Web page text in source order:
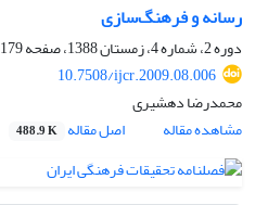
رسانه و فرهنگ‌سازی
دوره 2، شماره 4، زمستان 1388، صفحه
179-208
10.7508/ijcr.2009.08.006
محمدرضا دهشیری
مشاهده مقاله
اصل مقاله 488.9 K